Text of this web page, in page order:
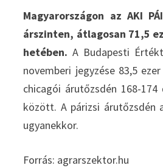
Magyarországon az AKI
árszinten, átlagosan 71,5
hetében. A Budapesti
novemberi jegyzése 83,5
chicagói árutőzsdén 168-
között. A párizsi árutőzsdén
ugyanekkor.
Forrás: agrarszektor.hu